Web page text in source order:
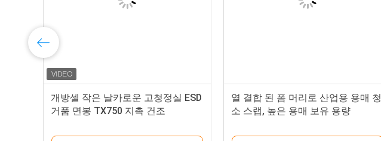
개방셀 작은 날카로운 고청정실 ESD
거품 면봉 TX750 지촉 건조
열 결합 된 폼 머리로 산업용 용매 청
소 스랩, 높은 용매 보유 용량